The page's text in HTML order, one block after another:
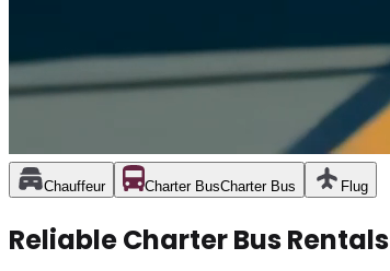
Chauffeur Charter BusCharter Bus Flug
Reliable Charter Bus Rentals